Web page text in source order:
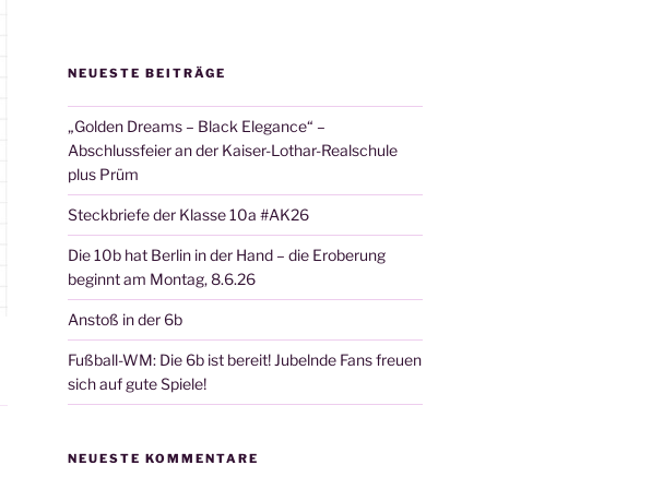
NEUESTE BEITRÄGE
„Golden Dreams – Black Elegance“ –
Abschlussfeier an der Kaiser-Lothar-Realschule
plus Prüm
Steckbriefe der Klasse 10a #AK26
Die 10b hat Berlin in der Hand – die Eroberung
beginnt am Montag, 8.6.26
Anstoß in der 6b
Fußball-WM: Die 6b ist bereit! Jubelnde Fans freuen
sich auf gute Spiele!
NEUESTE KOMMENTARE